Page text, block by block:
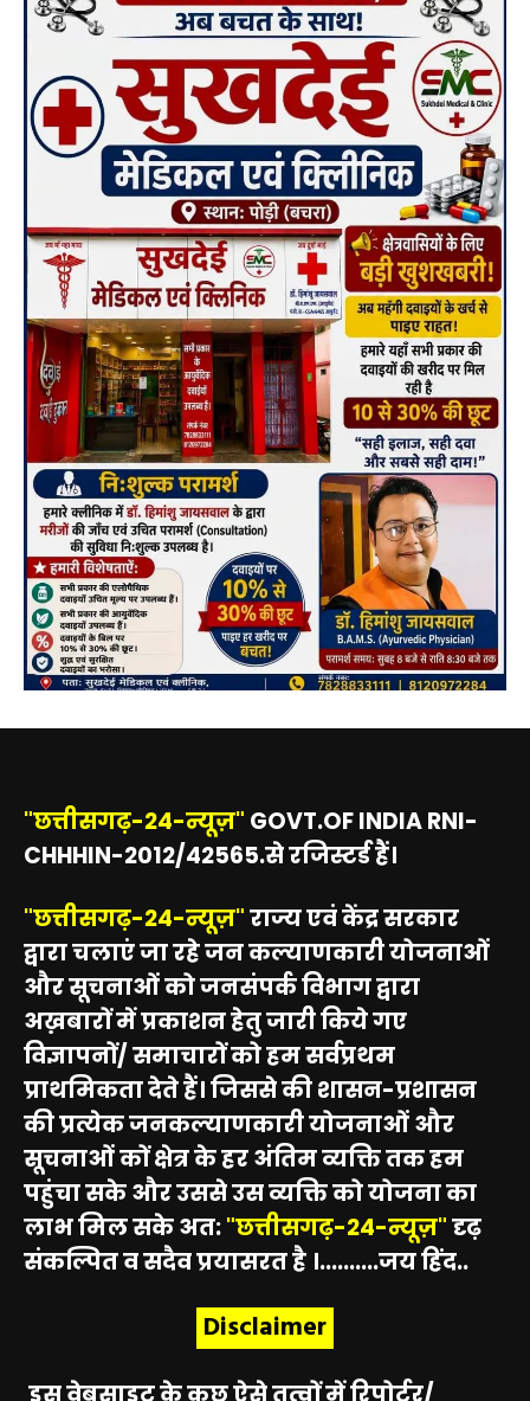
"छत्तीसगढ़-24-न्यूज़" GOVT.OF INDIA RNI-
CHHHIN-2012/42565.से रजिस्टर्ड हैं।
"छत्तीसगढ़-24-न्यूज़"राज्य एवं केंद्र सरकार
द्वारा चलाएं जा रहे जन कल्याणकारी योजनाओं
और सूचनाओं को जनसंपर्क विभाग द्वारा
अख़बारों में प्रकाशन हेतु जारी किये गए
विज्ञापनों/ समाचारों को हम सर्वप्रथम
प्राथमिकता देते हैं। जिससे की शासन-प्रशासन
की प्रत्येक जनकल्याणकारी योजनाओं और
सूचनाओं कों क्षेत्र के हर अंतिम व्यक्ति तक हम
पहुंचा सके और उससे उस व्यक्ति को योजना का
लाभ मिल सके अत:"छत्तीसगढ़-24-न्यूज़"दृढ़
संकल्पित व सदैव प्रयासरत है ।..........जय हिंद..
Disclaimer